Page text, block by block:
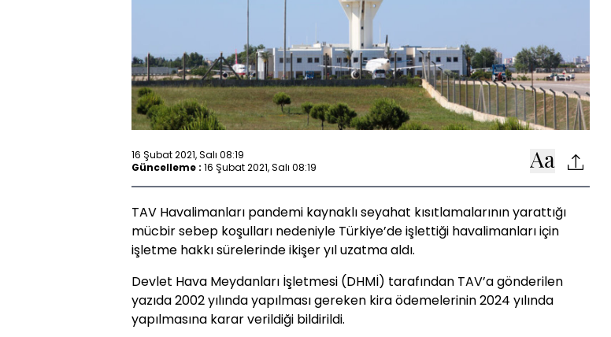
16 Şubat 2021, Salı 08:19
Güncelleme : 16 Şubat 2021, Salı 08:19
TAV Havalimanları pandemi kaynaklı seyahat kısıtlamalarının yarattığı
mücbir sebep koşulları nedeniyle Türkiye’de işlettiği havalimanları için
işletme hakkı sürelerinde ikişer yıl uzatma aldı.
Devlet Hava Meydanları İşletmesi (DHMİ) tarafından TAV’a gönderilen
yazıda 2002 yılında yapılması gereken kira ödemelerinin 2024 yılında
yapılmasına karar verildiği bildirildi.